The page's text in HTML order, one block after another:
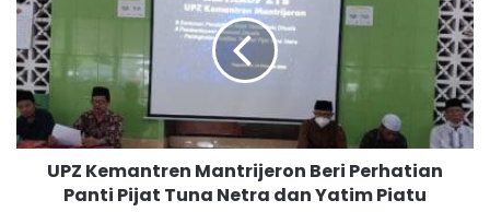
Z
e
m
a
n
t
UPZ Kemantren Mantrijeron Beri Perhatian
Panti Pijat Tuna Netra dan Yatim Piatu